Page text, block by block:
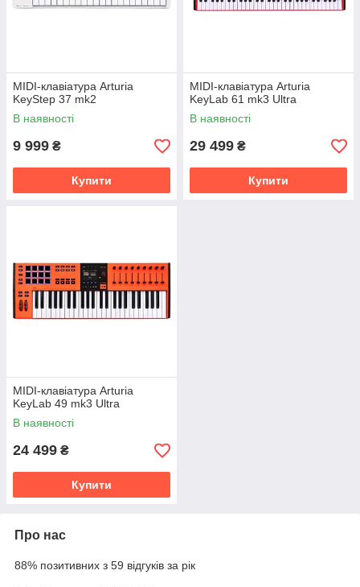
MIDI-клавіатура Arturia
KeyStep 37 mk2
В наявності
9 999 ₴
Купити
MIDI-клавіатура Arturia
KeyLab 61 mk3 Ultra
В наявності
29 499 ₴
Купити
MIDI-клавіатура Arturia
KeyLab 49 mk3 Ultra
В наявності
24 499 ₴
Купити
Про нас
88% позитивних з 59 відгуків за рік